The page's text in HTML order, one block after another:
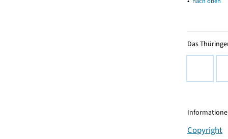
Das
Copyright